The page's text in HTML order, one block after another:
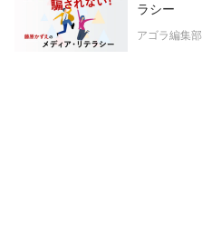
ラシー
アゴラ編集部